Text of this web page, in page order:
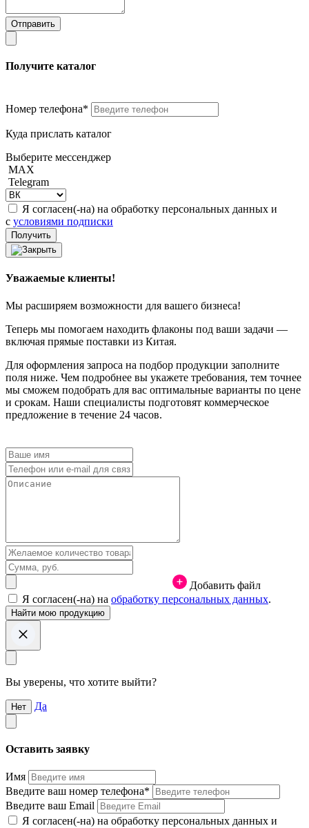
Получите каталог
Номер телефона*
Куда прислать каталог
Выберите мессенджер
MAX
Telegram
Я согласен(-на) на обработку персональных данных и
с условиями подписки
Уважаемые клиенты!
Мы расширяем возможности для вашего бизнеса!
Теперь мы помогаем находить флаконы под ваши задачи —
включая прямые поставки из Китая.
Для оформления запроса на подбор продукции заполните
поля ниже. Чем подробнее вы укажете требования, тем точнее
мы сможем подобрать для вас оптимальные варианты по цене
и срокам. Наши специалисты подготовят коммерческое
предложение в течение 24 часов.
Добавить файл
Я согласен(-на) на обработку персональных данных.
Вы уверены, что хотите выйти?
Нет Да
Оставить заявку
Имя
Введите ваш номер телефона*
Введите ваш Email
Я согласен(-на) на обработку персональных данных и